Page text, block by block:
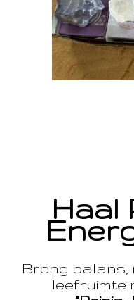
Haal
Breng balans,
leefruimte